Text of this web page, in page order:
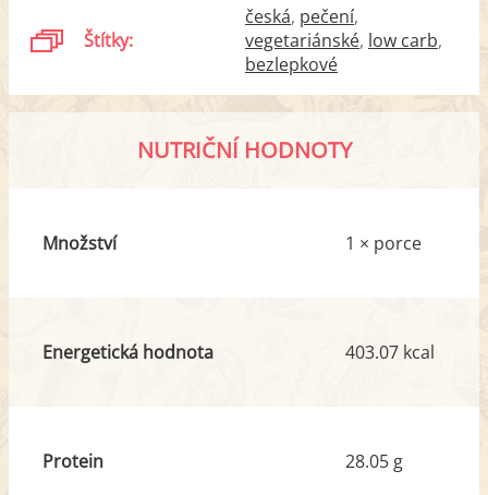
Štítky:
česká pečení
vegetariánské low carb
bezlepkové
NUTRIČNÍ HODNOTY
Množství 1 × porce
Energetická hodnota 403.07 kcal
Protein 28.05 g